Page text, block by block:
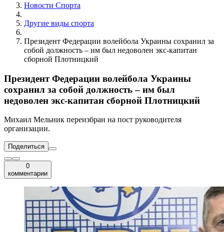
Новости Cпорта
Другие виды спорта
Президент Федерации волейбола Украины сохранил за
собой должность – им был недоволен экс-капитан
сборной Плотницкий
Президент Федерации волейбола Украины
сохранил за собой должность – им был
недоволен экс-капитан сборной Плотницкий
Михаил Мельник переизбран на пост руководителя
организации.
Поделиться
0
комментарии